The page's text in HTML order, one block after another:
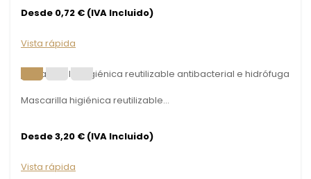
Desde 0,72 € (IVA Incluido)
Vista rápida
Mascarilla higiénica reutilizable...
Desde 3,20 € (IVA Incluido)
Vista rápida